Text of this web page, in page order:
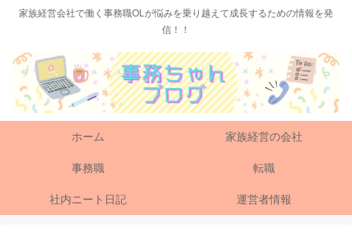
家族経営会社で働く事務職OLが悩みを乗り越えて成長するための情報を発
信！！
ホーム 家族経営の会社
事務職 転職
社内ニート日記 運営者情報